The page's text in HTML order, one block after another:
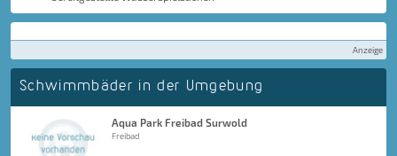
Anzeige
Schwimmbäder in der Umgebung
Aqua Park Freibad Surwold
Freibad